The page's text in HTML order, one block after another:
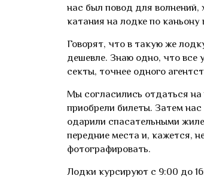
нас был повод для волнений,
катания на лодке по
Говорят, что в такую же
дешевле. Знаю одно, что все
секты, точнее одного
Мы согласились отдаться на
приобрели билеты. Затем
одарили спасательными
передние места и, кажется,
фотографировать.
Лодки курсируют с 9:00 до